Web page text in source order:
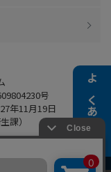
よくある質問
号
年11月19日
課）